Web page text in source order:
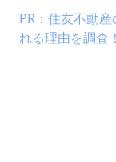
PR：住友不動
れる理由を調査！